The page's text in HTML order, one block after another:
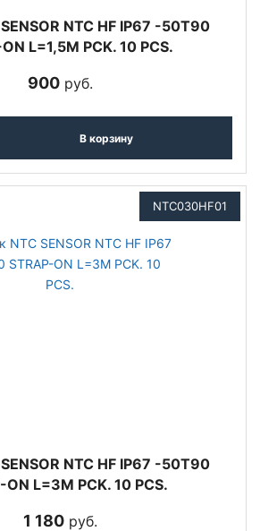
NTC HF IP67 -50T90
L=1,5M PCK. 10 PCS.
900руб.
В корзину
NTC030HF01
NTC HF IP67 -50T90
ON L=3M PCK. 10 PCS.
1 180руб.